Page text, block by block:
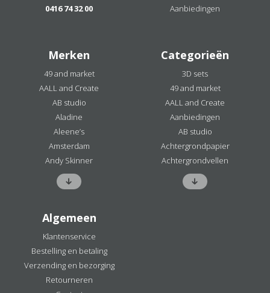
0416 74 32 00
Aanbiedingen
Merken
49 and market
AALL and Create
AB studio
Aladine
Aleene’s
Amsterdam
Andy Skinner
Categorieën
3D sets
49 and market
AALL and Create
Aanbiedingen
AB studio
Achtergrondpapier
Achtergrondvellen
Algemeen
Klantenservice
Bestelling en betaling
Verzending en bezorging
Retourneren